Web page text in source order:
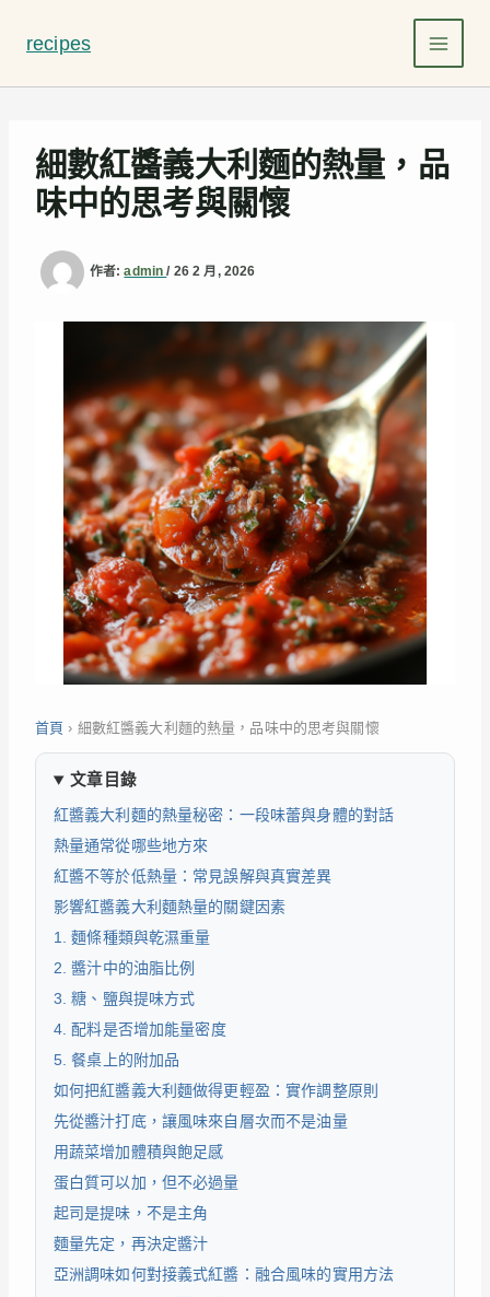
要
recipes
細數紅醬義大利麵的熱量，品
味中的思考與關懷
作者:admin/ 26 2 月, 2026
首頁 › 細數紅醬義大利麵的熱量，品味中的思考與關懷
文章目錄
紅醬義大利麵的熱量秘密：一段味蕾與身體的對話
熱量通常從哪些地方來
紅醬不等於低熱量：常見誤解與真實差異
影響紅醬義大利麵熱量的關鍵因素
1. 麵條種類與乾濕重量
2. 醬汁中的油脂比例
3. 糖、鹽與提味方式
4. 配料是否增加能量密度
5. 餐桌上的附加品
如何把紅醬義大利麵做得更輕盈：實作調整原則
先從醬汁打底，讓風味來自層次而不是油量
用蔬菜增加體積與飽足感
蛋白質可以加，但不必過量
起司是提味，不是主角
麵量先定，再決定醬汁
亞洲調味如何對接義式紅醬：融合風味的實用方法